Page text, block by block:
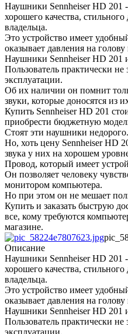
Наушники Sennheiser HD 201 -
хорошего качества,
владельца.
Это устройство имеет
оказывает давления на голову
Наушники Sennheiser HD 201
Пользователь практически не
эксплуатации.
Об их наличии он помнит
звуки, которые доносятся из
Купить Sennheiser HD 201
приобрести бюджетную
Стоят эти наушники недорого.
Но, хоть цену Sennheiser HD
звука у них на хорошем
Провод, который имеет
Он позволяет человеку
монитором компьютера.
Но при этом он не мешает
Купить и заказать быструю
все, кому требуются
магазине.
Описание
Наушники Sennheiser HD 201 -
хорошего качества,
владельца.
Это устройство имеет
оказывает давления на голову
Наушники Sennheiser HD 201
Пользователь практически не
эксплуатации.